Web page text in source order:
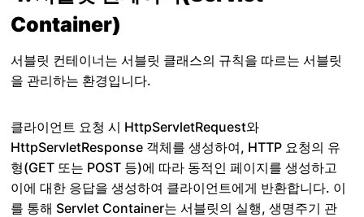
Container)
서블릿 컨테이너는 서블릿 클래스의 규칙을 따르는 서블릿
을 관리하는 환경입니다.
클라이언트 요청 시 HttpServletRequest와
HttpServletResponse 객체를 생성하여, HTTP 요청의 유
형(GET 또는 POST 등)에 따라 동적인 페이지를 생성하고
이에 대한 응답을 생성하여 클라이언트에게 반환합니다. 이
를 통해 Servlet Container는 서블릿의 실행, 생명주기 관